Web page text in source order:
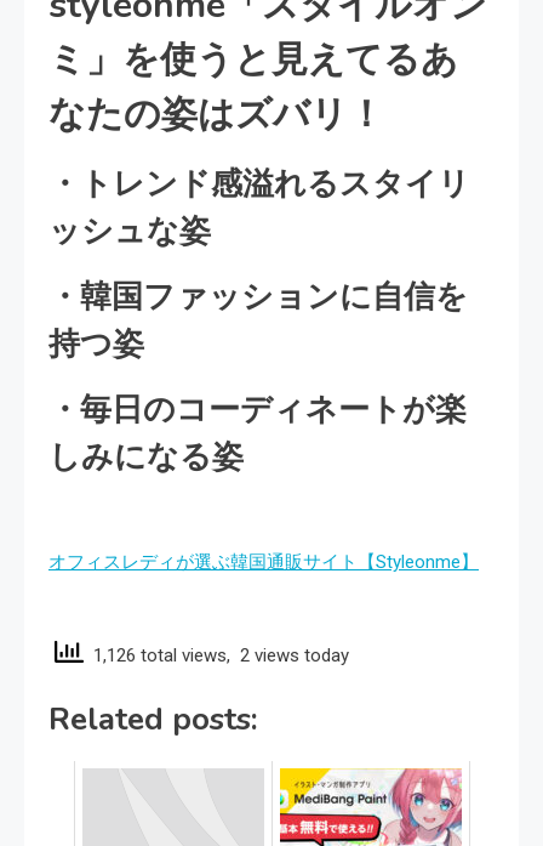
ミ」を使うと見えてるあ
なたの姿はズバリ！
・トレンド感溢れるスタイリ
ッシュな姿
・韓国ファッションに自信を
持つ姿
・毎日のコーディネートが楽
しみになる姿
オフィスレディが選ぶ韓国通販サイト【Styleonme】
1,126 total views, 2 views today
Related posts: